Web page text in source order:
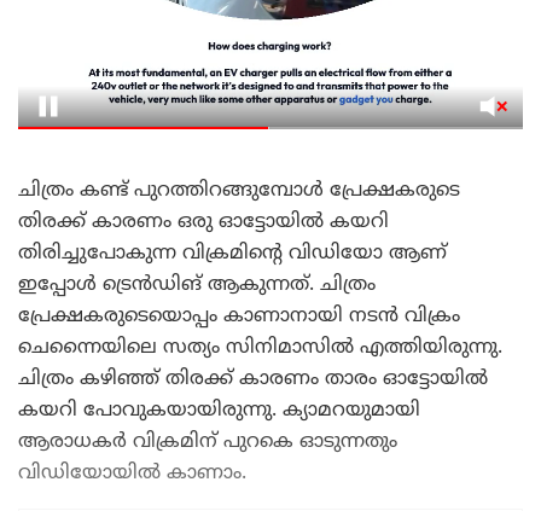
ചിത്രം കണ്ട് പുറത്തിറങ്ങുമ്പോൾ പ്രേക്ഷകരുടെ
തിരക്ക് കാരണം ഒരു ഓട്ടോയിൽ കയറി
തിരിച്ചുപോകുന്ന വിക്രമിന്റെ വിഡിയോ ആണ്
ഇപ്പോൾ ട്രെൻഡിങ് ആകുന്നത്. ചിത്രം
പ്രേക്ഷകരുടെയൊപ്പം കാണാനായി നടൻ വിക്രം
ചെന്നൈയിലെ സത്യം സിനിമാസിൽ എത്തിയിരുന്നു.
ചിത്രം കഴിഞ്ഞ് തിരക്ക് കാരണം താരം ഓട്ടോയിൽ
കയറി പോവുകയായിരുന്നു. ക്യാമറയുമായി
ആരാധകർ വിക്രമിന് പുറകെ ഓടുന്നതും
വിഡിയോയിൽ കാണാം.